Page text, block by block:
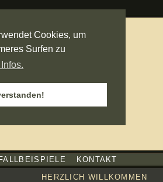
Cookies, um
Surfen zu
FALLBEISPIELE
KONTAKT
HERZLICH WILLKOMMEN